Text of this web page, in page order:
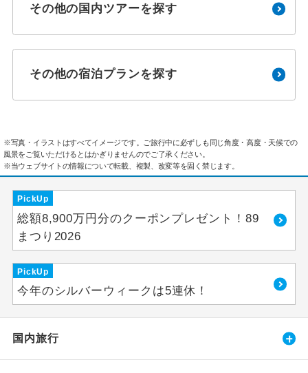
その他の国内ツアーを探す
その他の宿泊プランを探す
※写真・イラストはすべてイメージです。ご旅行中に必ずしも同じ角度・高度・天候での
風景をご覧いただけるとはかぎりませんのでご了承ください。
※当ウェブサイトの情報について転載、複製、改変等を固く禁じます。
PickUp
総額8,900万円分のクーポンプレゼント！89
まつり2026
PickUp
今年のシルバーウィークは5連休！
国内旅行